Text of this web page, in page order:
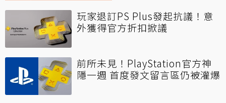
玩家退訂PS Plus發起抗議！意
外獲得官方折扣掀議
前所未見！PlayStation官方神
隱一週 首度發文留言區仍被灌爆